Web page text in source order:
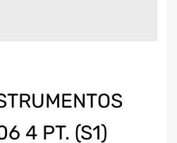
4 PT. (S1)